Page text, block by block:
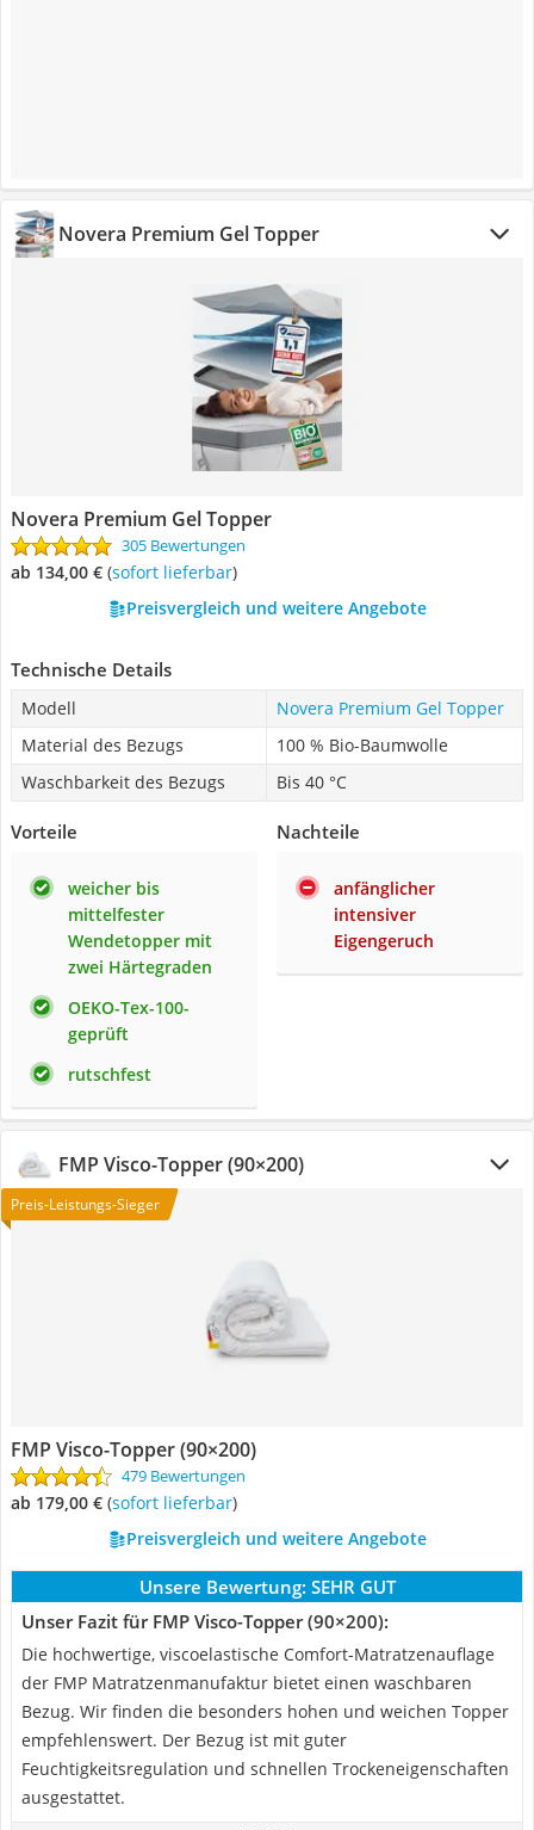
Novera Premium Gel Topper
Novera Premium Gel Topper
305 Bewertungen
ab 134,00 € ( Sofort lieferbar)
Preisvergleich und weitere Angebote
Technische Details
Modell
Novera Premium Gel Topper
Material des Bezugs
100 % Bio-Baumwolle
Waschbarkeit des Bezugs
Bis 40 °C
Vorteile
weicher bis
mittelfester
Wendetopper mit
zwei Härtegraden
OEKO-Tex-100-
geprüft
rutschfest
Nachteile
anfänglicher
intensiver
Eigengeruch
FMP Visco-Topper (90×200)
Preis-Leistungs-Sieger
FMP Visco-Topper (90×200)
479 Bewertungen
ab 179,00 € ( Sofort lieferbar)
Preisvergleich und weitere Angebote
Unsere Bewertung: SEHR GUT
Unser Fazit für FMP Visco-Topper (90×200):
Die hochwertige, viscoelastische Comfort-Matratzenauflage
der FMP Matratzenmanufaktur bietet einen waschbaren
Bezug. Wir finden die besonders hohen und weichen Topper
empfehlenswert. Der Bezug ist mit guter
Feuchtigkeitsregulation und schnellen Trockeneigenschaften
ausgestattet.